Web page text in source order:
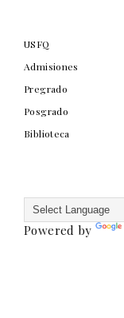
USFQ
Admisiones
Pregrado
Posgrado
Biblioteca
Powered by